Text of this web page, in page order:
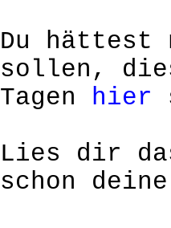
Du hättest
sollen,
Tagen hier
Lies dir
schon